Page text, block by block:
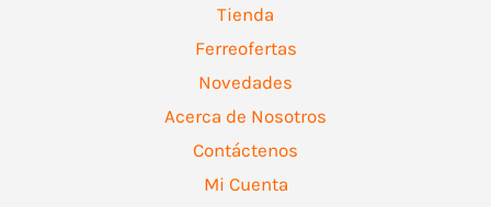
Tienda
Ferreofertas
Novedades
Acerca de Nosotros
Contáctenos
Mi Cuenta